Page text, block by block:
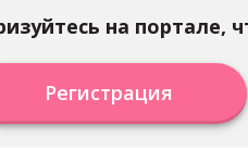
на портале,
Регистрация